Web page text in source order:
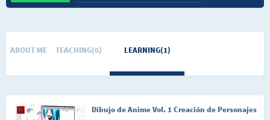
ABOUT ME TEACHING(0) LEARNING(1)
Dibujo de Anime Vol. 1 Creación de Personajes